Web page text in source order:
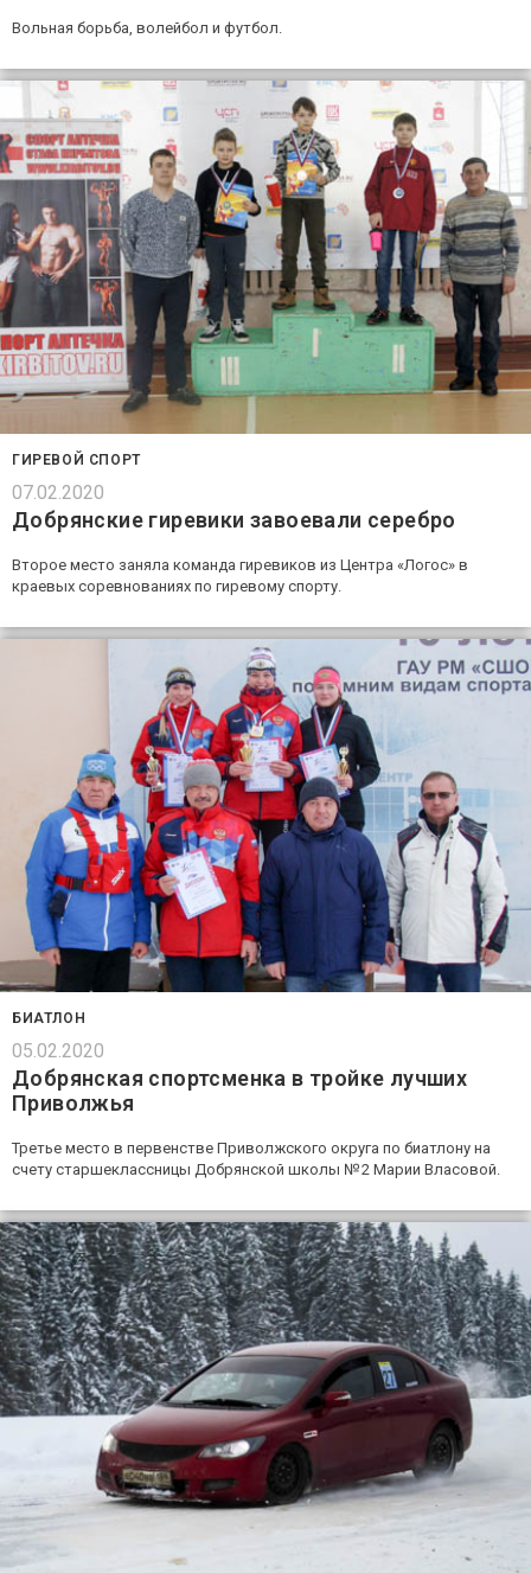
Вольная борьба, волейбол и футбол.
ГИРЕВОЙ СПОРТ
07.02.2020
Добрянские гиревики завоевали серебро
Второе место заняла команда гиревиков из Центра «Логос» в
краевых соревнованиях по гиревому спорту.
БИАТЛОН
05.02.2020
Добрянская спортсменка в тройке лучших
Приволжья
Третье место в первенстве Приволжского округа по биатлону на
счету старшеклассницы Добрянской школы № 2 Марии Власовой.